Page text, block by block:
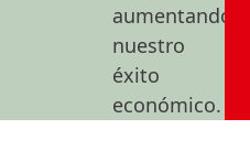
aumentando
nuestro
éxito
económico.